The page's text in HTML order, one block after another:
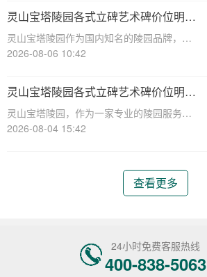
的规划越来越重视。选择一个合适的墓地，
不仅是对逝者的尊重，也是对生者的
灵山宝塔陵园各式立碑艺术碑价位明细
组团选购享折上折
灵山宝塔陵园作为国内知名的陵园品牌，提
供各式立碑艺术碑，满足不同用户的需求。
碑的价位明细，并探讨组团选购享折上折的
优惠政策。通过本文，读者将了解到不同类
型立碑艺术
2026-08-06 10:42
灵山宝塔陵园各式立碑艺术碑价位明细
组团选购享折上折
灵山宝塔陵园，作为一家专业的陵园服务提
供商，致力于为客户提供高品质的立碑艺术
好祝愿，因此我们精心设计了各式立碑艺术
2026-08-04 15:42
查看更多
24小时免费客服热线
400-838-5063